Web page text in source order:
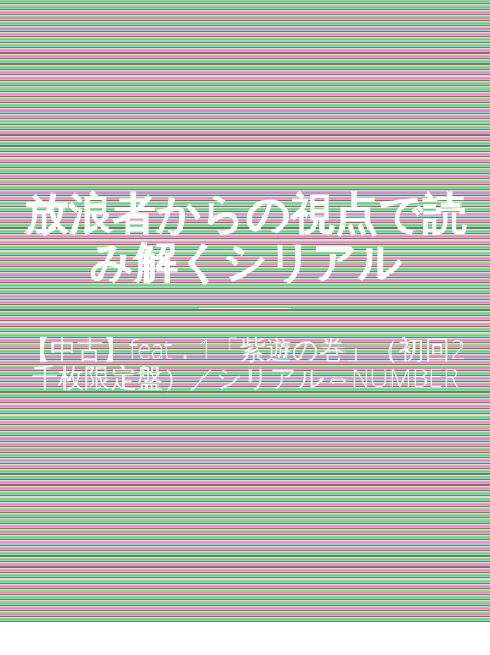
放浪者からの視点で読
み解くシリアル
【中古】feat．1「紫遊の巻」（初回2
千枚限定盤）／シリアル⇔NUMBER